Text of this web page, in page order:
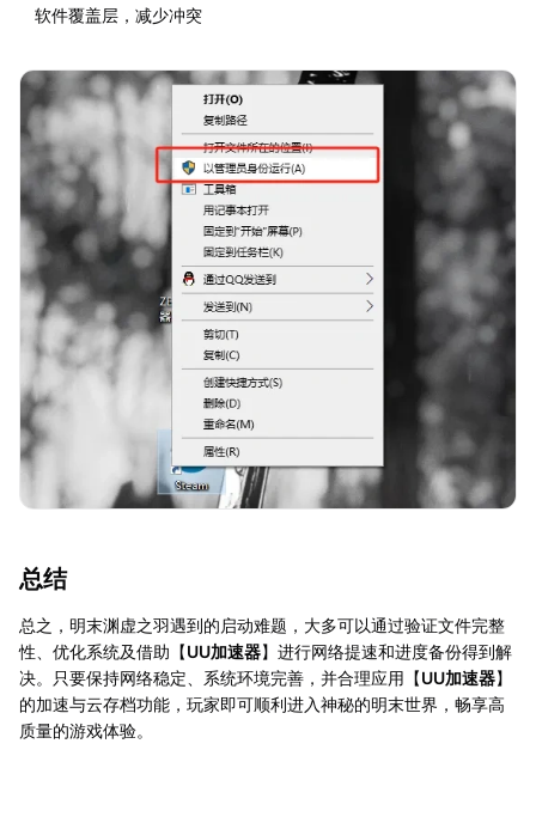
软件覆盖层，减少冲突
总结
总之，明末渊虚之羽遇到的启动难题，大多可以通过验证文件完整
性、优化系统及借助【UU加速器】进行网络提速和进度备份得到解
决。只要保持网络稳定、系统环境完善，并合理应用【UU加速器】
的加速与云存档功能，玩家即可顺利进入神秘的明末世界，畅享高
质量的游戏体验。